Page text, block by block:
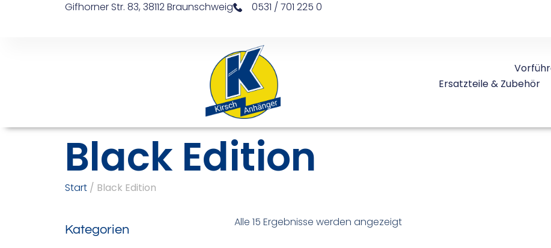
Gifhorner Str. 83, 38112 Braunschweig 0531 / 701 225 0
Ersatzteile & Zubehör
Black Edition
Start/ Black Edition
Kategorien
Alle 15 Ergebnisse werden angezeigt